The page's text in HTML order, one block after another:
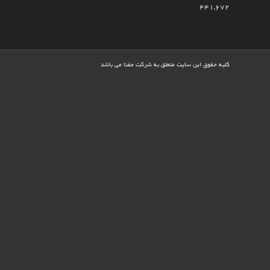
441,672
کلیه حقوق این سایت متعلق به شرکت مفنا می باشد